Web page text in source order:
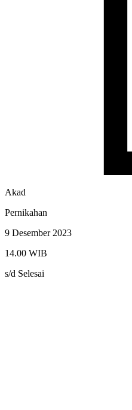
Akad
Pernikahan
9 Desember 2023
14.00 WIB
s/d Selesai